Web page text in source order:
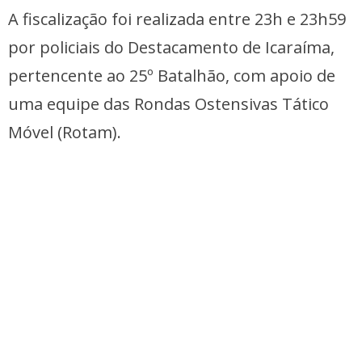
A fiscalização foi realizada entre 23h e 23h59
por policiais do Destacamento de Icaraíma,
pertencente ao 25º Batalhão, com apoio de
uma equipe das Rondas Ostensivas Tático
Móvel (Rotam).